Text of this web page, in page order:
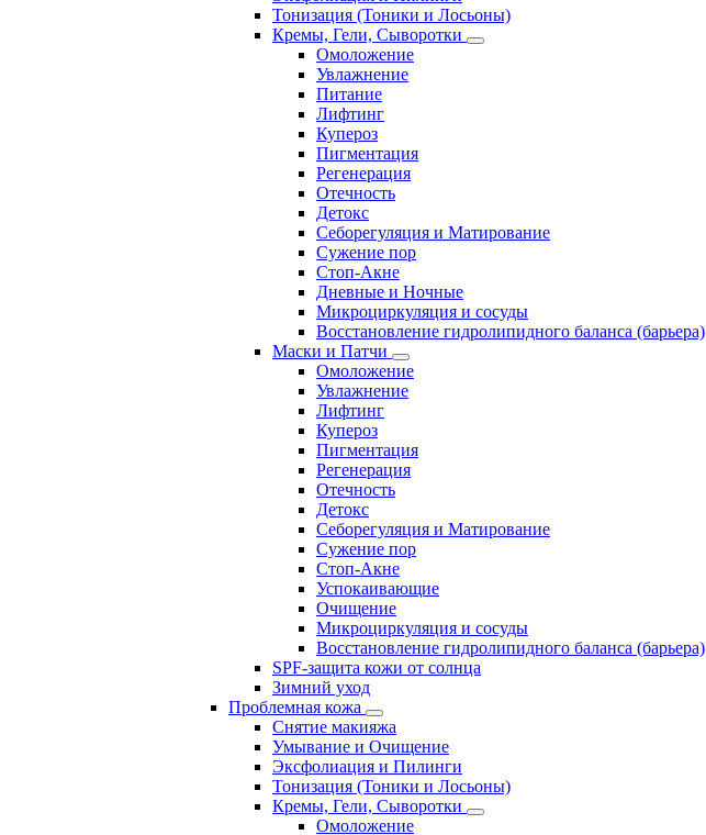
Тонизация (Тоники и Лосьоны)
Кремы, Гели, Сыворотки
Омоложение
Увлажнение
Питание
Лифтинг
Купероз
Пигментация
Регенерация
Отечность
Детокс
Себорегуляция и Матирование
Сужение пор
Стоп-Акне
Дневные и Ночные
Микроциркуляция и сосуды
Восстановление гидролипидного баланса (барьера)
Маски и Патчи
Омоложение
Увлажнение
Лифтинг
Купероз
Пигментация
Регенерация
Отечность
Детокс
Себорегуляция и Матирование
Сужение пор
Стоп-Акне
Успокаивающие
Очищение
Микроциркуляция и сосуды
Восстановление гидролипидного баланса (барьера)
SPF-защита кожи от солнца
Зимний уход
Проблемная кожа
Снятие макияжа
Умывание и Очищение
Эксфолиация и Пилинги
Тонизация (Тоники и Лосьоны)
Кремы, Гели, Сыворотки
Омоложение